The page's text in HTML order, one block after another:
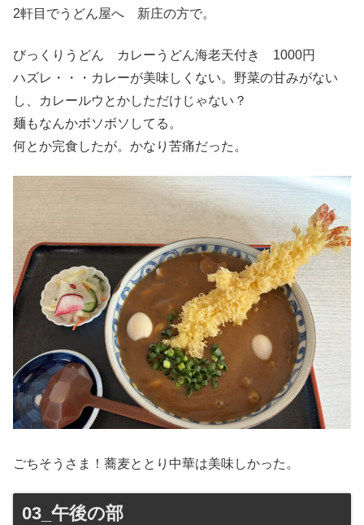
2軒目でうどん屋へ 新庄の方で。
びっくりうどん カレーうどん海老天付き 1000円
ハズレ・・・カレーが美味しくない。野菜の甘みがない
し、カレールウとかしただけじゃない？
麺もなんかボソボソしてる。
何とか完食したが。かなり苦痛だった。
ごちそうさま！蕎麦ととり中華は美味しかった。
03_午後の部